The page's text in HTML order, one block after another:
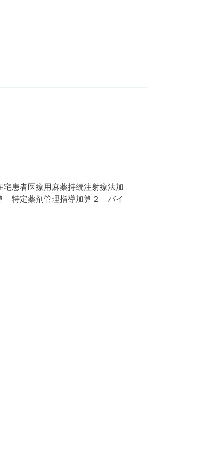
患者医療用麻薬持続注射療法加
特定薬剤管理指導加算２ バイ